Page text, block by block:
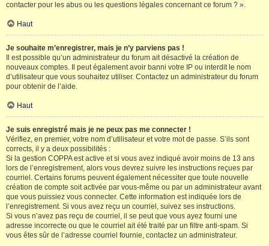
contacter pour les abus ou les questions légales concernant ce forum ? ».
Haut
Je souhaite m’enregistrer, mais je n’y parviens pas !
Il est possible qu’un administrateur du forum ait désactivé la création de
nouveaux comptes. Il peut également avoir banni votre IP ou interdit le nom
d’utilisateur que vous souhaitez utiliser. Contactez un administrateur du forum
pour obtenir de l’aide.
Haut
Je suis enregistré mais je ne peux pas me connecter !
Vérifiez, en premier, votre nom d’utilisateur et votre mot de passe. S’ils sont
corrects, il y a deux possibilités :
Si la gestion COPPA est active et si vous avez indiqué avoir moins de 13 ans
lors de l’enregistrement, alors vous devrez suivre les instructions reçues par
courriel. Certains forums peuvent également nécessiter que toute nouvelle
création de compte soit activée par vous-même ou par un administrateur avant
que vous puissiez vous connecter. Cette information est indiquée lors de
l’enregistrement. Si vous avez reçu un courriel, suivez ses instructions.
Si vous n’avez pas reçu de courriel, il se peut que vous ayez fourni une
adresse incorrecte ou que le courriel ait été traité par un filtre anti-spam. Si
vous êtes sûr de l’adresse courriel fournie, contactez un administrateur.